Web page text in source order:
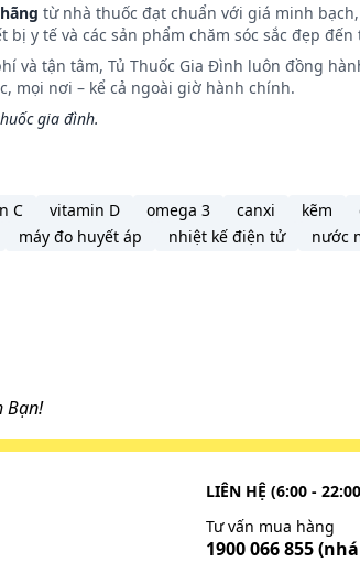
từ nhà thuốc đạt chuẩn với giá minh
y tế và các sản phẩm chăm sóc sắc đẹp
và tận tâm, Tủ Thuốc Gia Đình luôn đồng
mọi nơi – kể cả ngoài giờ hành chính.
gia đình.
C vitamin D omega 3 canxi kẽm
máy đo huyết áp nhiệt kế điện tử nước
Bạn!
LIÊN HỆ (6:00 -
Tư vấn mua hàng
1900 066 855